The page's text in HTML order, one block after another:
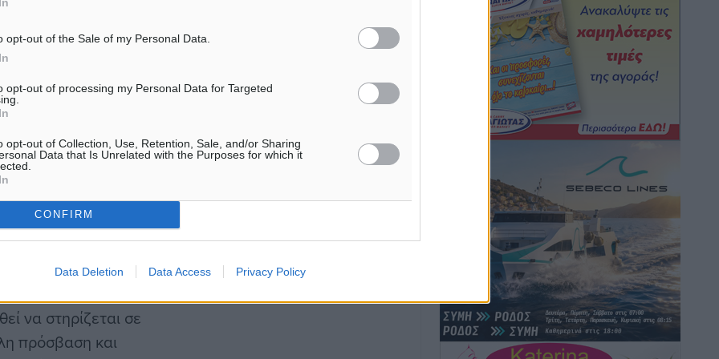
opt-out of the Sale of my Personal Data.
opt-out of processing my Personal Data for Targeted
opt-out of Collection, Use, Retention, Sale, and/or Sharing
Data that Is Unrelated with the Purposes for which it
CONFIRM
Data Deletion Data Access Privacy Policy
η χώρα
Στην κορυφή
επιβεβαιώνοντας τον
της χώρας.
με 4.142.548, τα Ιόνια
2.920.926 αφίξεις
τουρισμός. Εκεί
οι ισχυρότεροι
ημεδαπών αντίστοιχα,
Το στοιχείο αυτό
να στηρίζεται σε
πρόσβαση και
Hotels – Χατζηλαζάρου – Προχωρά
καινούργιο ξενοδοχείο στην Κω
Τοπικές Ειδήσεις • πριν 5 ώρες
Αυτοκίνητο μπήκε παράνομα σε
μονόδρομο στο Μαστιχάρι –
Αναποδογύρισε όχημα με μητέρα και
πριν 5 ώρες
“Η Ευρώπη αντιμετώπιζε το
προσφυγικό σαν ταινία τρόμου” – Η
συγκλονιστική μαρτυρία της Χαρούλας
Γιασιράνη στον RV για τα γεγονότα που
οδήγησαν στο Σύμφωνο της Λέρου
Τοπικές Ειδήσεις• πριν 6 ώρες
Συναυλία με τον Γιάννη Κότσιρα στις